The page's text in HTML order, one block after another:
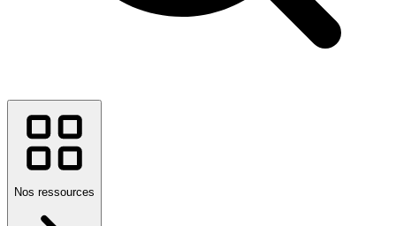
Nos ressources